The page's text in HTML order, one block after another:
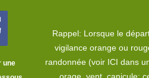
une
Rappel: Lorsque le
vigilance orange ou
randonnée (voir ICI dans